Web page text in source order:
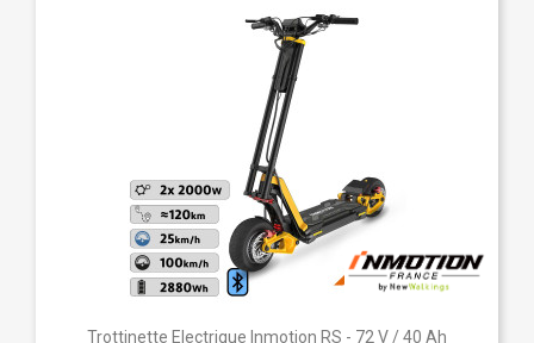
Trottinette Electrique Inmotion RS - 72 V / 40 Ah